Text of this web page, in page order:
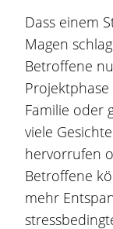
Dass einem
Magen
Betroffene
Familie oder
viele
hervorrufen
Betroffene
mehr